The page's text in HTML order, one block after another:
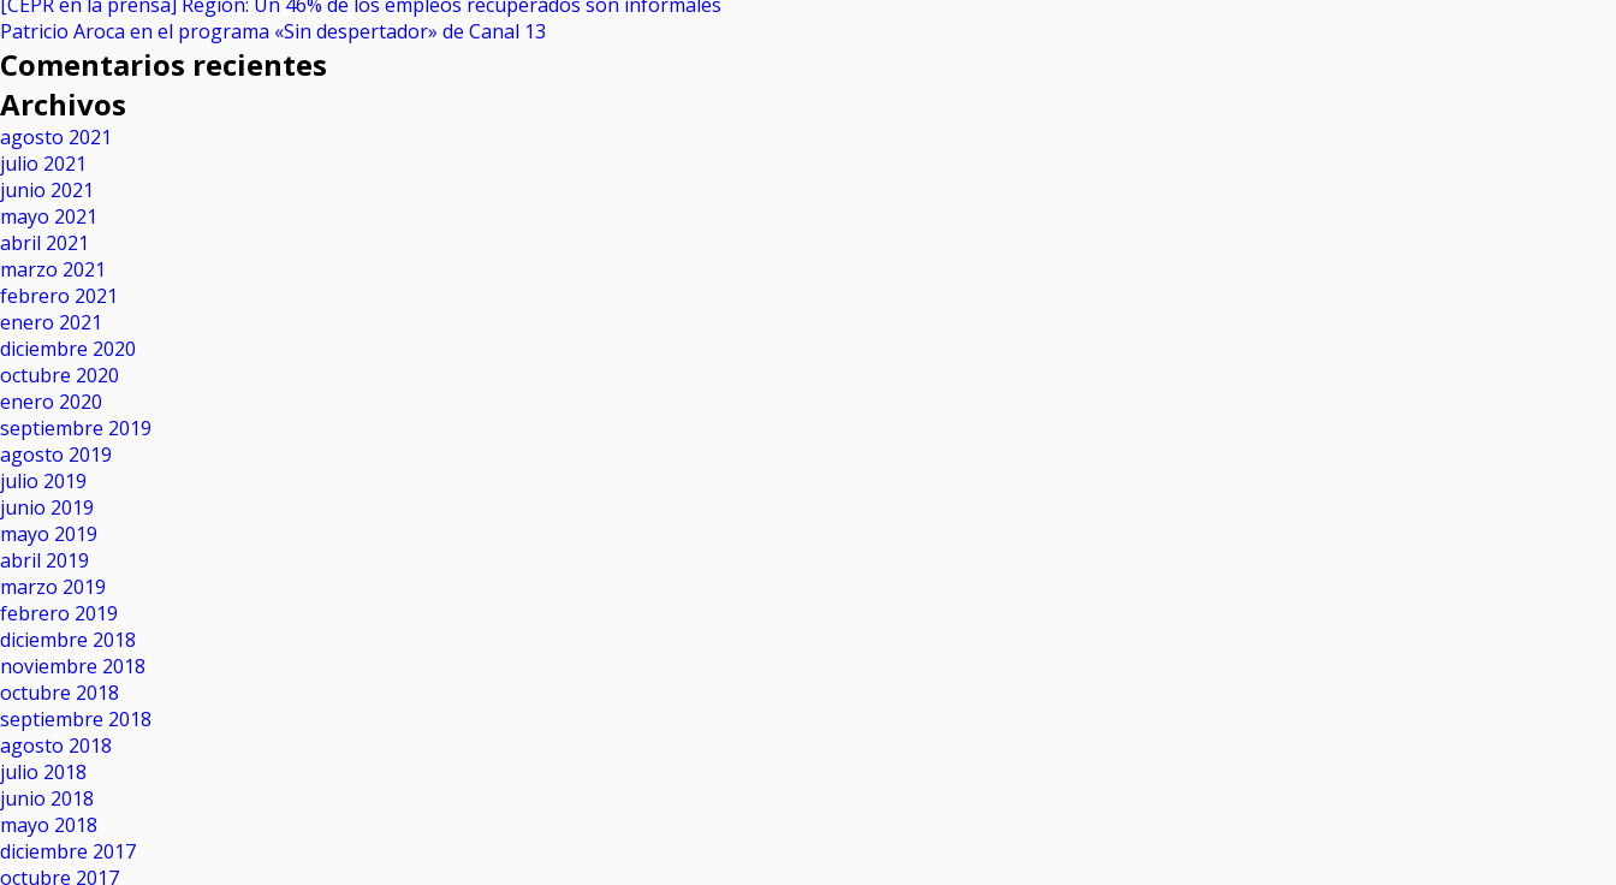
Patricio Aroca en el programa «Sin despertador» de Canal 13
Comentarios recientes
Archivos
agosto 2021
julio 2021
junio 2021
mayo 2021
abril 2021
marzo 2021
febrero 2021
enero 2021
diciembre 2020
octubre 2020
enero 2020
septiembre 2019
agosto 2019
julio 2019
junio 2019
mayo 2019
abril 2019
marzo 2019
febrero 2019
diciembre 2018
noviembre 2018
octubre 2018
septiembre 2018
agosto 2018
julio 2018
junio 2018
mayo 2018
diciembre 2017
octubre 2017